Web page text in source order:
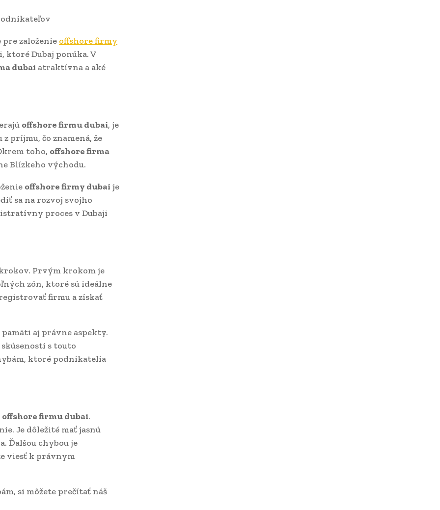
pre založenie offshore firmy
ktoré Dubaj ponúka. V
dubai atraktívna a aké
offshore firmu dubai, je
príjmu, čo znamená, že
toho, offshore firma
Blízkeho východu.
offshore firmy dubai je
sa na rozvoj svojho
proces v Dubaji
Prvým krokom je
zón, ktoré sú ideálne
firmu a získať
aj právne aspekty.
s touto
ktoré podnikatelia
offshore firmu dubai.
Je dôležité mať jasnú
Ďalšou chybou je
viesť k právnym
si môžete prečítať náš